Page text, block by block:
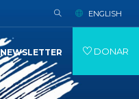
ENGLISH
NEWSLETTER DONAR